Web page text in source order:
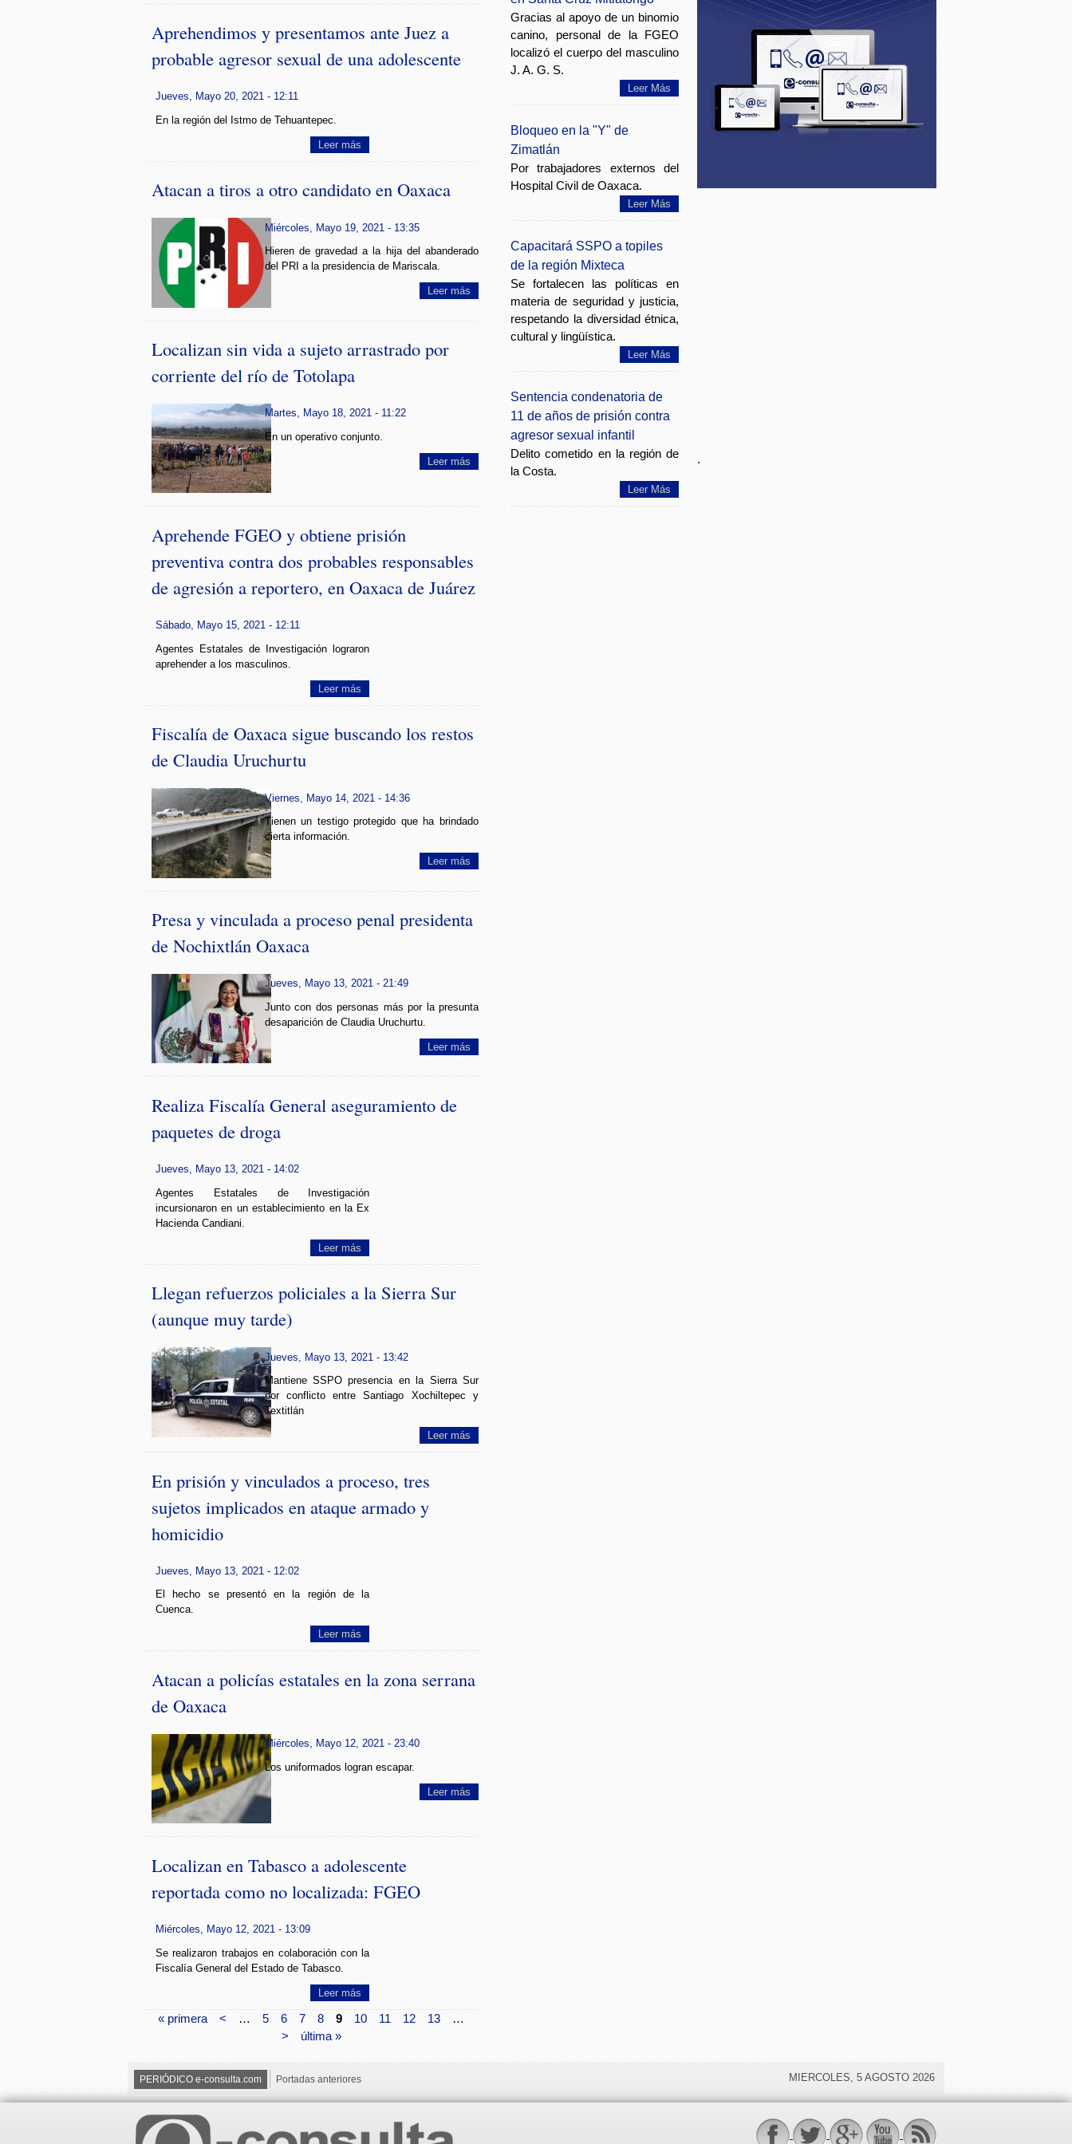
Aprehendimos y presentamos ante Juez a
probable agresor sexual de una adolescente
Jueves, Mayo 20, 2021 - 12:11
En la región del Istmo de Tehuantepec.
Leer más
Atacan a tiros a otro candidato en Oaxaca
Miércoles, Mayo 19, 2021 - 13:35
Hieren de gravedad a la hija del abanderado
del PRI a la presidencia de Mariscala.
Leer más
Localizan sin vida a sujeto arrastrado por
corriente del río de Totolapa
Martes, Mayo 18, 2021 - 11:22
En un operativo conjunto.
Leer más
Aprehende FGEO y obtiene prisión
preventiva contra dos probables responsables
de agresión a reportero, en Oaxaca de Juárez
Sábado, Mayo 15, 2021 - 12:11
Agentes Estatales de Investigación lograron
aprehender a los masculinos.
Leer más
Fiscalía de Oaxaca sigue buscando los restos
de Claudia Uruchurtu
Viernes, Mayo 14, 2021 - 14:36
Tienen un testigo protegido que ha brindado
cierta información.
Leer más
Presa y vinculada a proceso penal presidenta
de Nochixtlán Oaxaca
Jueves, Mayo 13, 2021 - 21:49
Junto con dos personas más por la presunta
desaparición de Claudia Uruchurtu.
Leer más
Realiza Fiscalía General aseguramiento de
paquetes de droga
Jueves, Mayo 13, 2021 - 14:02
Agentes Estatales de Investigación
incursionaron en un establecimiento en la Ex
Hacienda Candiani.
Leer más
Llegan refuerzos policiales a la Sierra Sur
(aunque muy tarde)
Jueves, Mayo 13, 2021 - 13:42
Mantiene SSPO presencia en la Sierra Sur
por conflicto entre Santiago Xochiltepec y
Textitlán
Leer más
En prisión y vinculados a proceso, tres
sujetos implicados en ataque armado y
homicidio
Jueves, Mayo 13, 2021 - 12:02
El hecho se presentó en la región de la
Cuenca.
Leer más
Atacan a policías estatales en la zona serrana
de Oaxaca
Miércoles, Mayo 12, 2021 - 23:40
Los uniformados logran escapar.
Leer más
Localizan en Tabasco a adolescente
reportada como no localizada: FGEO
Miércoles, Mayo 12, 2021 - 13:09
Se realizaron trabajos en colaboración con la
Fiscalía General del Estado de Tabasco.
Leer más
« primera < … 5 6 7 8 9 10 11 12 13
…
>
última »
Gracias al apoyo de un binomio
canino, personal de la FGEO
localizó el cuerpo del masculino
J. A. G. S.
Leer Más
Bloqueo en la "Y" de
Zimatlán
Por trabajadores externos del
Hospital Civil de Oaxaca.
Leer Más
Capacitará SSPO a topiles
de la región Mixteca
Se fortalecen las políticas en
materia de seguridad y justicia,
respetando la diversidad étnica,
cultural y lingüística.
Leer Más
Sentencia condenatoria de
11 de años de prisión contra
agresor sexual infantil
Delito cometido en la región de
la Costa.
Leer Más
.
PERIÓDICO e-consulta.com Portadas anteriores MIERCOLES, 5 AGOSTO 2026